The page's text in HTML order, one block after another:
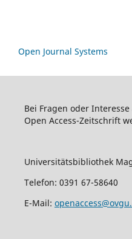
Open Journal Systems
Bei Fragen oder
Open Access-Zeitschrift
Universitätsbibliothek
Telefon: 0391 67-58640
E-Mail: